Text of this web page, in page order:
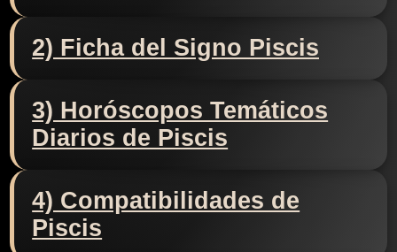
2) Ficha del Signo Piscis
3) Horóscopos Temáticos
Diarios de Piscis
4) Compatibilidades de
Piscis